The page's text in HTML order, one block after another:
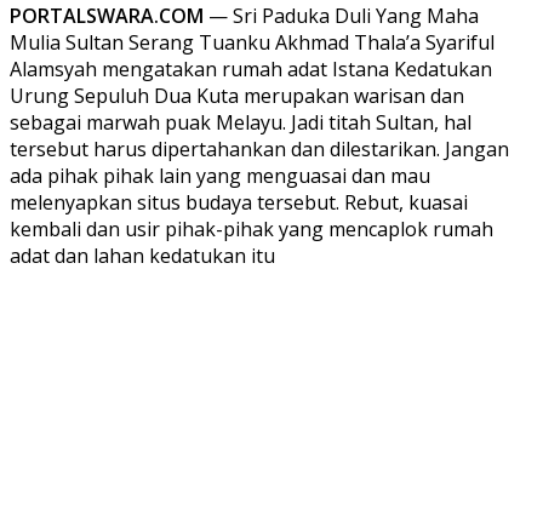
PORTALSWARA.COM — Sri Paduka Duli Yang Maha
Mulia Sultan Serang Tuanku Akhmad Thala’a Syariful
Alamsyah mengatakan rumah adat Istana Kedatukan
Urung Sepuluh Dua Kuta merupakan warisan dan
sebagai marwah puak Melayu. Jadi titah Sultan, hal
tersebut harus dipertahankan dan dilestarikan. Jangan
ada pihak pihak lain yang menguasai dan mau
melenyapkan situs budaya tersebut. Rebut, kuasai
kembali dan usir pihak-pihak yang mencaplok rumah
adat dan lahan kedatukan itu